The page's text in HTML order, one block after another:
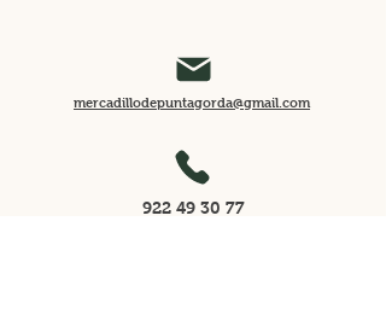
mercadillodepuntagorda@gmail.com
922 49 30 77